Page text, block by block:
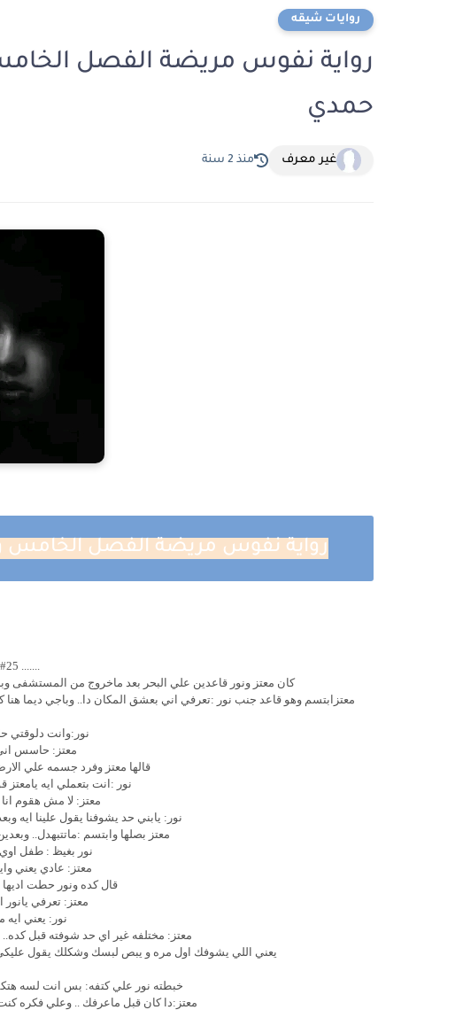
روايات شيقه
حمدي
غير معرف منذ 2 سنة
رواية نفوس مريضة الفصل الخامس والعشرون 25
....... #25
كان معتز ونور قاعدين علي البحر بعد ماخروج من المستشفى
معتزابتسم وهو قاعد جنب نور :تعرفي اني بعشق المكان دا.. وباجي ديما
نور:وانت دلوقتي
معتز: حاسس
قالها معتز وفرد جسمه علي
نور :انت بتعملي ايه
معتز: لا مش هقوم
نور: يابني حد يشوفنا يقول علينا ايه
معتز بصلها وابتسم :ماتتبهدل..
نور بغيظ : طفل
معتز: عادي يعني
قال كده ونور حطت
معتز: تعرفي يانور
نور: يعني ايه
معتز: مختلفه غير اي حد شوفته قبل
يعني اللي يشوفك اول مره و يبص لبسك وشكلك يقول
خبطته نور علي كتفه: بس انت لسه
معتز:دا كان قبل ماعرفك .. وعلي فكره